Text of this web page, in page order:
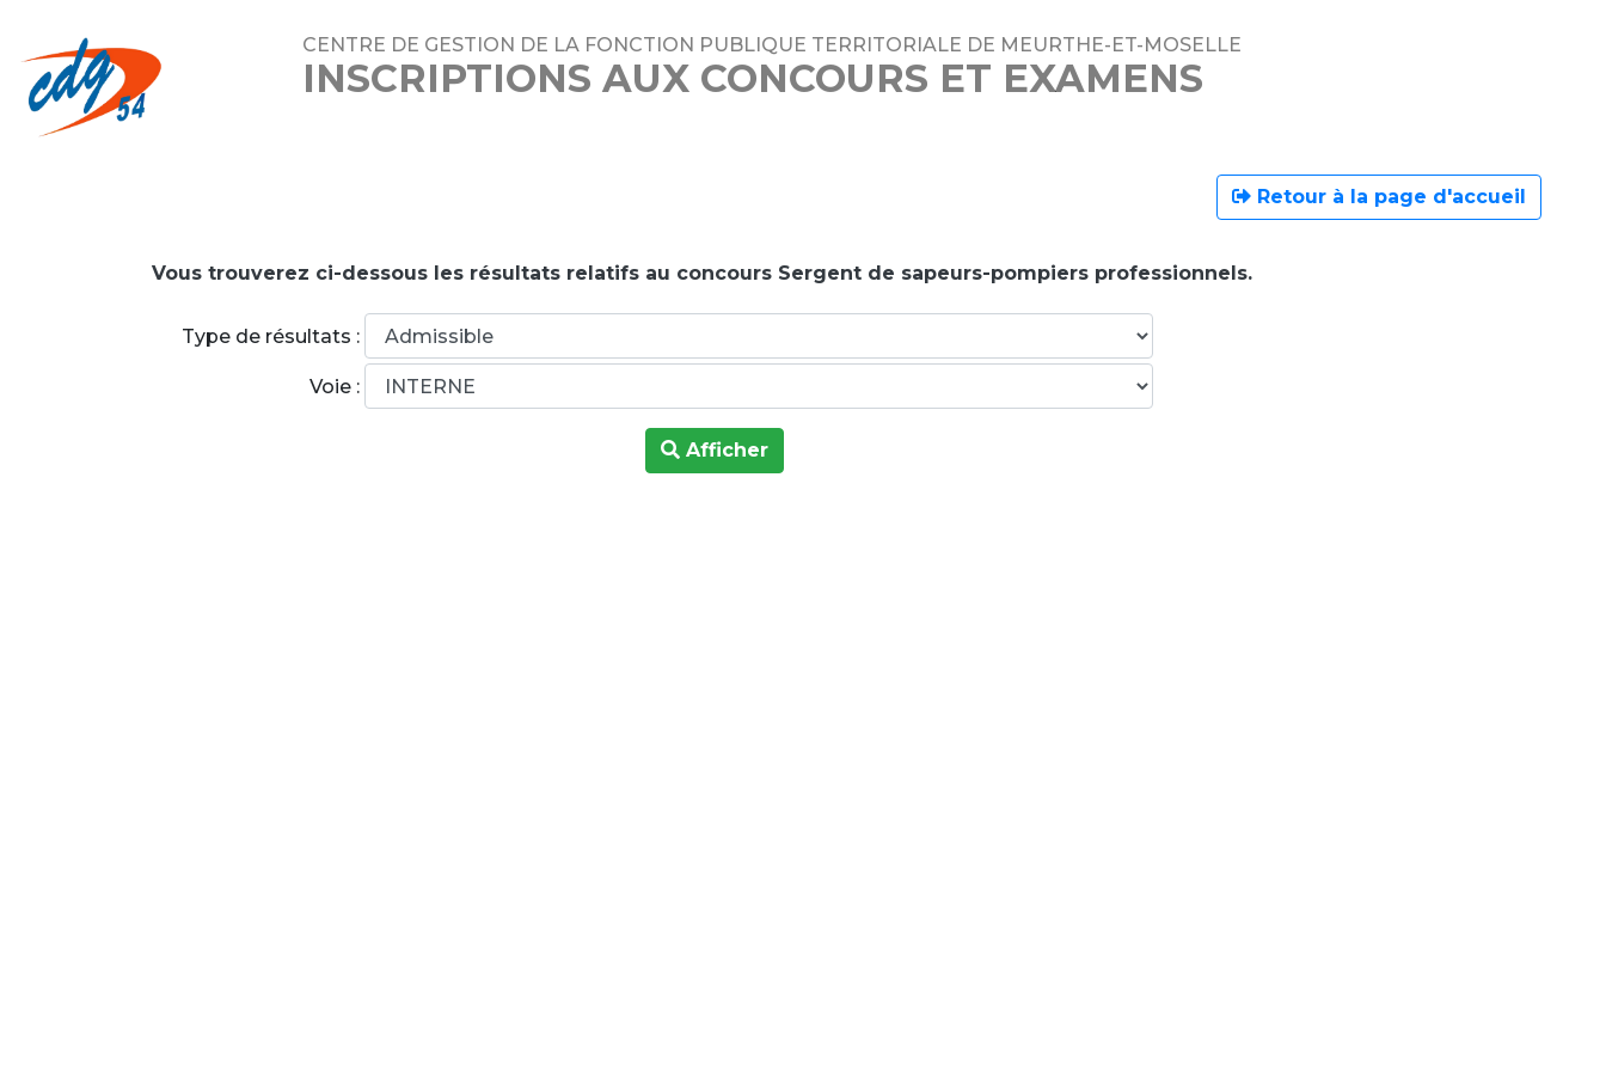
CENTRE DE GESTION DE LA FONCTION PUBLIQUE TERRITORIALE DE MEURTHE-ET-MOSELLE
INSCRIPTIONS AUX CONCOURS ET EXAMENS
Retour à la page d'accueil
Vous trouverez ci-dessous les résultats relatifs au concours Sergent de sapeurs-pompiers professionnels.
Type de résultats :
Voie :
Afficher